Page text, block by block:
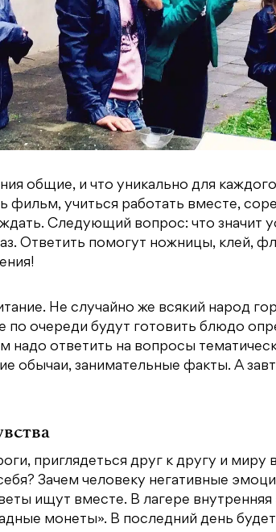
общие, и что уникально для
фильм, учиться работать вместе,
Следующий вопрос: что значит
Ответить помогут ножницы, клей,
Не случайно же всякий народ
очереди будут готовить блюдо
надо ответить на вопросы
обычаи, занимательные факты. А
приглядеться друг к другу и
Зачем человеку негативные
ищут вместе. В лагере
монеты». В последний день